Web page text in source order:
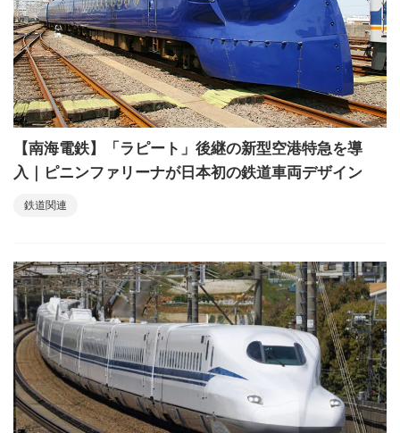
【南海電鉄】「ラピート」後継の新型空港特急を導
入｜ピニンファリーナが日本初の鉄道車両デザイン
鉄道関連